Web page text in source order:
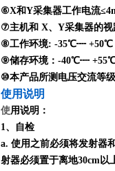
⑥X和Y采集器工作电流
⑦主机和 X、Y采集器的视
⑧工作环境: -35℃┉ +50℃
⑨储存环境：-40℃┉
⑩本产品所测电压交流等
使用说明
使用说明：
1、自检
a. 使用之前必须将发射器
射器必须置于离地30cm以